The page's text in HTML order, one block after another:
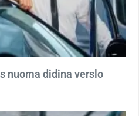
nuoma didina verslo